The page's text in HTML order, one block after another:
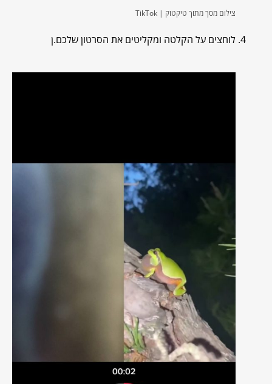
צילום מסך מתוך טיקטוק | TikTok
לוחצים על הקלטה ומקליטים את הסרטון שלכם.ן